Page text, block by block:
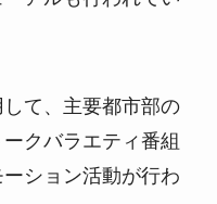
て、主要都市部の
クバラエティ番組
ション活動が行わ